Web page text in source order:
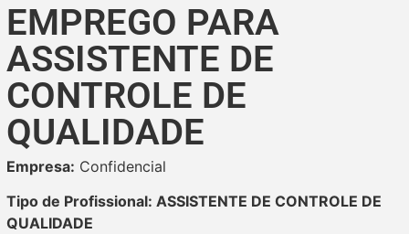
EMPREGO PARA
ASSISTENTE DE
CONTROLE DE
QUALIDADE
Empresa: Confidencial
Tipo de Profissional: ASSISTENTE DE CONTROLE DE
QUALIDADE